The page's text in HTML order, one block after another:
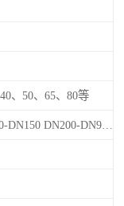
、50、65、80等